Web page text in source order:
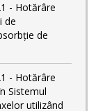
- Hotărâre
de
de
- Hotărâre
Sistemul
utilizând